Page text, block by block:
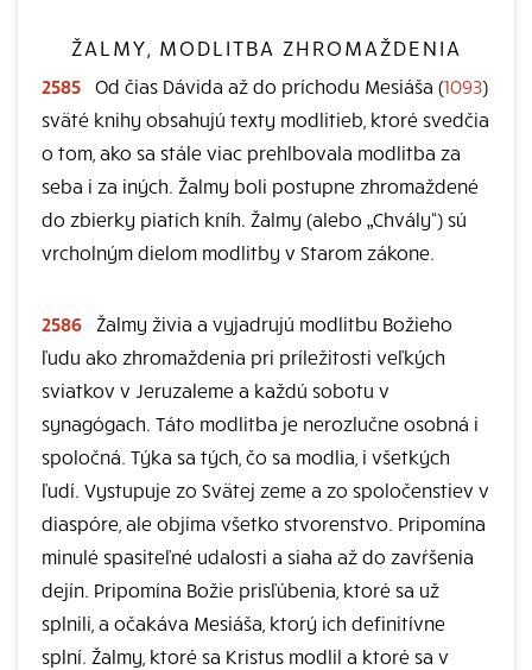
ŽALMY, MODLITBA ZHROMAŽDENIA
2585 Od čias Dávida až do príchodu Mesiáša (1093)
sväté knihy obsahujú texty modlitieb, ktoré svedčia
o tom, ako sa stále viac prehlbovala modlitba za
seba i za iných. Žalmy boli postupne zhromaždené
do zbierky piatich kníh. Žalmy (alebo „Chvály“) sú
vrcholným dielom modlitby v Starom zákone.
2586
Žalmy živia a vyjadrujú modlitbu Božieho
ľudu ako zhromaždenia pri príležitosti veľkých
sviatkov v Jeruzaleme a každú sobotu v
synagógach. Táto modlitba je nerozlučne osobná i
spoločná. Týka sa tých, čo sa modlia, i všetkých
ľudí. Vystupuje zo Svätej zeme a zo spoločenstiev v
diaspóre, ale objíma všetko stvorenstvo. Pripomína
minulé spasiteľné udalosti a siaha až do zavŕšenia
dejín. Pripomína Božie prisľúbenia, ktoré sa už
splnili, a očakáva Mesiáša, ktorý ich definitívne
splní. Žalmy, ktoré sa Kristus modlil a ktoré sa v